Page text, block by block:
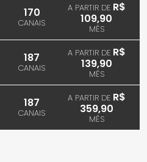
170
CANAIS
A PARTIR DE R$
109,90
MÊS
187
CANAIS
A PARTIR DE R$
139,90
MÊS
187
CANAIS
A PARTIR DE R$
359,90
MÊS